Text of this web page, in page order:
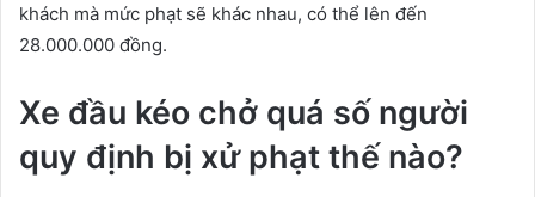
khách mà mức phạt sẽ khác nhau, có thể lên đến
28.000.000 đồng.
Xe đầu kéo chở quá số người
quy định bị xử phạt thế nào?